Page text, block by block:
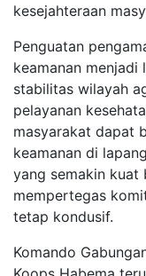
kesejahteraan
Penguatan
keamanan
stabilitas wilayah
pelayanan
masyarakat dapat
keamanan di
yang semakin kuat
mempertegas
tetap kondusif.
Komando